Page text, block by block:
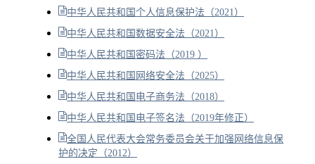
中华人民共和国个人信息保护法（2021）
中华人民共和国数据安全法（2021）
中华人民共和国密码法（2019 ）
中华人民共和国网络安全法（2025）
中华人民共和国电子商务法（2018）
中华人民共和国电子签名法（2019年修正）
全国人民代表大会常务委员会关于加强网络信息保
护的决定（2012）